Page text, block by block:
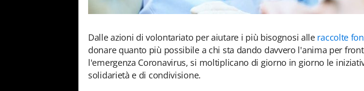
Dalle azioni di volontariato per aiutare i più bisognosi alle raccolte
donare quanto più possibile a chi sta dando davvero l'anima per
l'emergenza Coronavirus, si moltiplicano di giorno in giorno le
solidarietà e di condivisione.